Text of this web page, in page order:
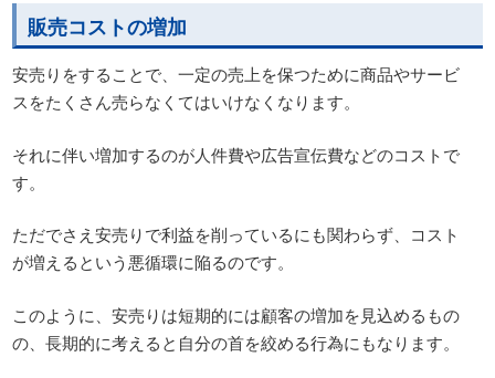
販売コストの増加
安売りをすることで、一定の売上を保つために商品やサービ
スをたくさん売らなくてはいけなくなります。
それに伴い増加するのが人件費や広告宣伝費などのコストで
す。
ただでさえ安売りで利益を削っているにも関わらず、コスト
が増えるという悪循環に陥るのです。
このように、安売りは短期的には顧客の増加を見込めるもの
の、長期的に考えると自分の首を絞める行為にもなります。